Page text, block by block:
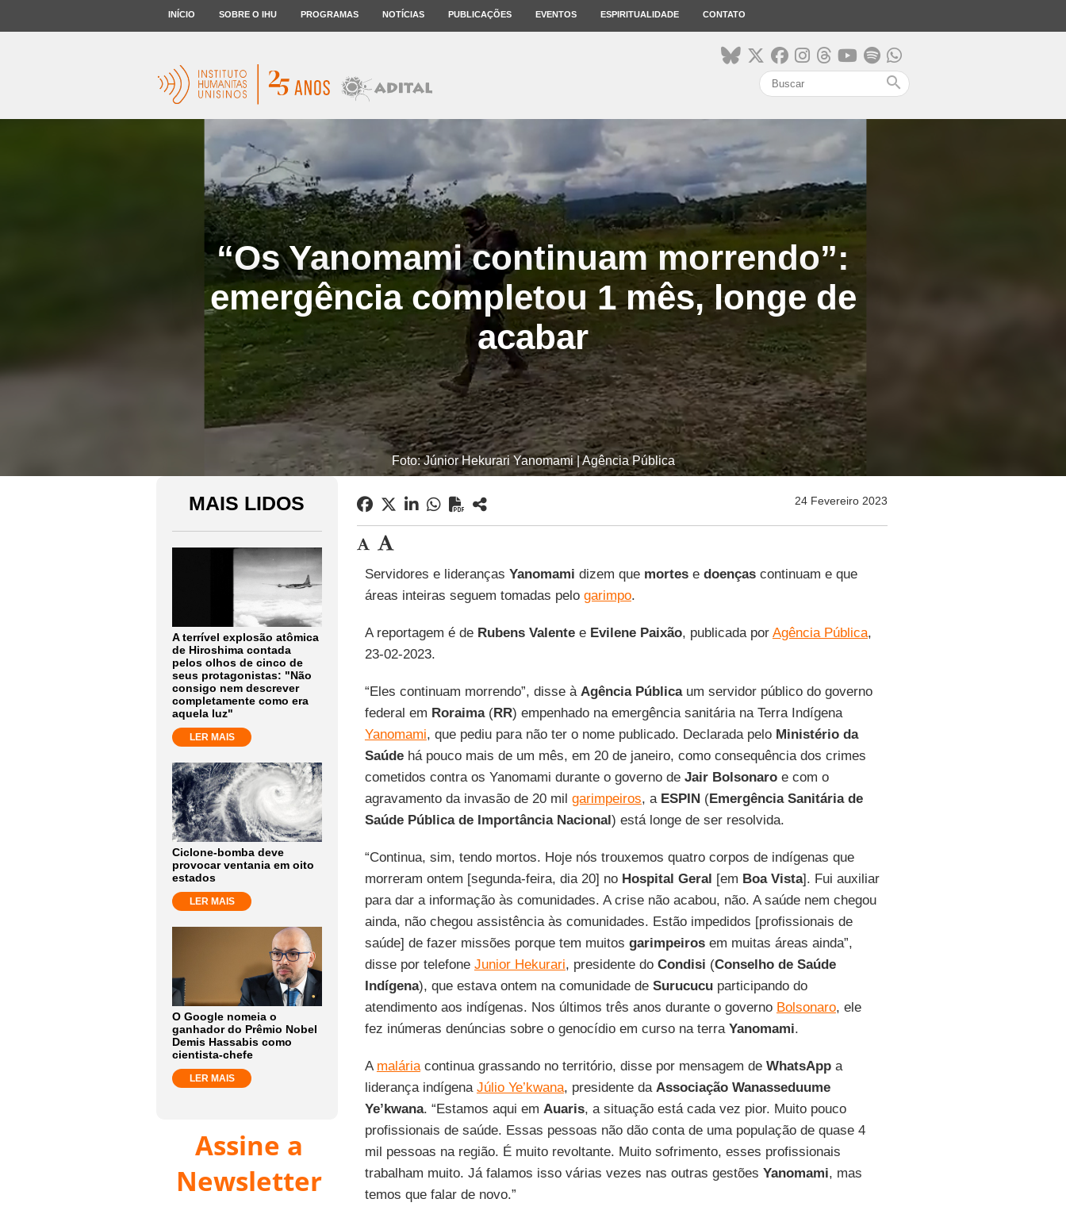
INÍCIO SOBRE O IHU PROGRAMAS NOTÍCIAS PUBLICAÇÕES EVENTOS ESPIRITUALIDADE CONTATO
search
“Os Yanomami continuam morrendo”:
emergência completou 1 mês, longe de
acabar
Foto: Júnior Hekurari Yanomami | Agência Pública
MAIS LIDOS
A terrível explosão atômica
de Hiroshima contada
pelos olhos de cinco de
seus protagonistas: "Não
consigo nem descrever
completamente como era
aquela luz"
LER MAIS
Ciclone-bomba deve
provocar ventania em oito
estados
LER MAIS
O Google nomeia o
ganhador do Prêmio Nobel
Demis Hassabis como
cientista-chefe
LER MAIS
Assine a
Newsletter
24 Fevereiro 2023
Servidores e lideranças Yanomami dizem que mortese doençascontinuam e que
áreas inteiras seguem tomadas pelo garimpo.
A reportagem é de Rubens ValenteeEvilene Paixão, publicada por Agência Pública,
23-02-2023.
“Eles continuam morrendo”, disse à Agência Públicaum servidor público do governo
federal em Roraima(RR) empenhado na emergência sanitária na Terra Indígena
Yanomami, que pediu para não ter o nome publicado. Declarada pelo Ministério da
Saúdehá pouco mais de um mês, em 20 de janeiro, como consequência dos crimes
cometidos contra os Yanomami durante o governo de Jair Bolsonaroe com o
agravamento da invasão de 20 mil garimpeiros, a ESPIN(Emergência Sanitária de
Saúde Pública de Importância Nacional) está longe de ser resolvida.
“Continua, sim, tendo mortos. Hoje nós trouxemos quatro corpos de indígenas que
morreram ontem [segunda-feira, dia 20] no Hospital Geral [em Boa Vista]. Fui auxiliar
para dar a informação às comunidades. A crise não acabou, não. A saúde nem chegou
ainda, não chegou assistência às comunidades. Estão impedidos [profissionais de
saúde] de fazer missões porque tem muitos garimpeirosem muitas áreas ainda”,
disse por telefone Junior Hekurari, presidente do Condisi (Conselho de Saúde
Indígena), que estava ontem na comunidade de Surucucuparticipando do
atendimento aos indígenas. Nos últimos três anos durante o governo Bolsonaro, ele
fez inúmeras denúncias sobre o genocídio em curso na terra Yanomami.
A maláriacontinua grassando no território, disse por mensagem de WhatsAppa
liderança indígena Júlio Ye’kwana, presidente da Associação Wanasseduume
Ye’kwana. “Estamos aqui em Auaris, a situação está cada vez pior. Muito pouco
profissionais de saúde. Essas pessoas não dão conta de uma população de quase 4
mil pessoas na região. É muito revoltante. Muito sofrimento, esses profissionais
trabalham muito. Já falamos isso várias vezes nas outras gestões Yanomami, mas
temos que falar de novo.”